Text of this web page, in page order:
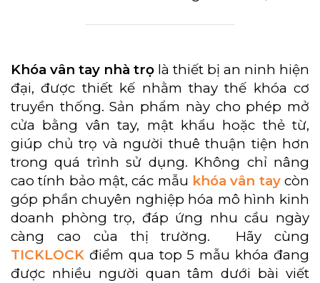
Khóa vân tay nhà trọ là thiết bị an ninh hiện
đại, được thiết kế nhằm thay thế khóa cơ
truyền thống. Sản phẩm này cho phép mở
cửa bằng vân tay, mật khẩu hoặc thẻ từ,
giúp chủ trọ và người thuê thuận tiện hơn
trong quá trình sử dụng. Không chỉ nâng
cao tính bảo mật, các mẫu khóa vân taycòn
góp phần chuyên nghiệp hóa mô hình kinh
doanh phòng trọ, đáp ứng nhu cầu ngày
càng cao của thị trường.
Hãy cùng
TICKLOCK điểm qua top 5 mẫu khóa đang
được nhiều người quan tâm dưới bài viết